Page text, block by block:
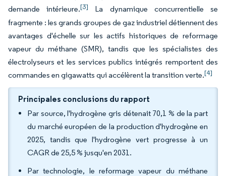
demande intérieure.[3]
La dynamique concurrentielle se
fragmente : les grands groupes de gaz industriel détiennent des
avantages d'échelle sur les actifs historiques de reformage
vapeur du méthane (SMR), tandis que les spécialistes des
électrolyseurs et les services publics intégrés remportent des
commandes en gigawatts qui accélèrent la transition verte.[4]
Principales conclusions du rapport
Par source, l'hydrogène gris détenait 70,1 % de la part
du marché européen de la production d'hydrogène en
2025, tandis que l'hydrogène vert progresse à un
CAGR de 25,5 % jusqu'en 2031.
Par technologie, le reformage vapeur du méthane